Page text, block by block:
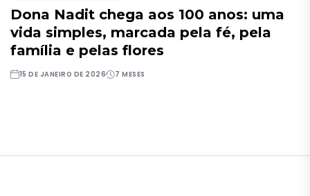
Dona Nadit chega aos 100 anos: uma
vida simples, marcada pela fé, pela
família e pelas flores
15 DE JANEIRO DE 2026 7 MESES